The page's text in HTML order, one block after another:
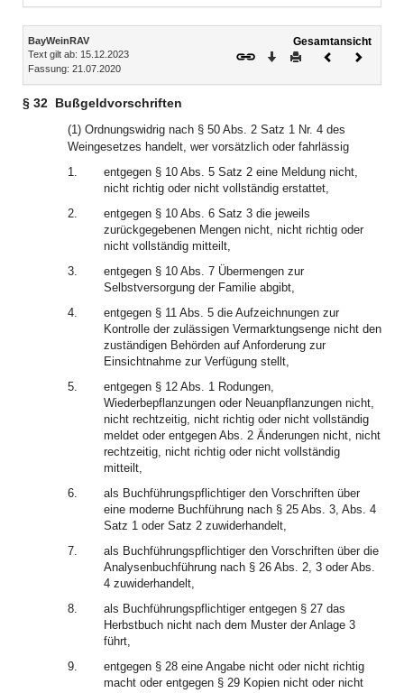
Inhalt
BayWeinRAV
Text gilt ab: 15.12.2023
Fassung: 21.07.2020
Gesamtansicht
Download
DruckenVorheriges
§ 32 Bußgeldvorschriften
(1) Ordnungswidrig nach § 50 Abs. 2 Satz 1 Nr. 4 des
Weingesetzes handelt, wer vorsätzlich oder fahrlässig
1.
entgegen § 10 Abs. 5 Satz 2 eine Meldung nicht,
nicht richtig oder nicht vollständig erstattet,
2.
entgegen § 10 Abs. 6 Satz 3 die jeweils
zurückgegebenen Mengen nicht, nicht richtig oder
nicht vollständig mitteilt,
3.
entgegen § 10 Abs. 7 Übermengen zur
Selbstversorgung der Familie abgibt,
4.
entgegen § 11 Abs. 5 die Aufzeichnungen zur
Kontrolle der zulässigen Vermarktungsenge nicht den
zuständigen Behörden auf Anforderung zur
Einsichtnahme zur Verfügung stellt,
5.
entgegen § 12 Abs. 1 Rodungen,
Wiederbepflanzungen oder Neuanpflanzungen nicht,
nicht rechtzeitig, nicht richtig oder nicht vollständig
meldet oder entgegen Abs. 2 Änderungen nicht, nicht
rechtzeitig, nicht richtig oder nicht vollständig
mitteilt,
6.
als Buchführungspflichtiger den Vorschriften über
eine moderne Buchführung nach § 25 Abs. 3, Abs. 4
Satz 1 oder Satz 2 zuwiderhandelt,
7.
als Buchführungspflichtiger den Vorschriften über die
Analysenbuchführung nach § 26 Abs. 2, 3 oder Abs.
4 zuwiderhandelt,
8.
als Buchführungspflichtiger entgegen § 27 das
Herbstbuch nicht nach dem Muster der Anlage 3
führt,
9.
entgegen § 28 eine Angabe nicht oder nicht richtig
macht oder entgegen § 29 Kopien nicht oder nicht